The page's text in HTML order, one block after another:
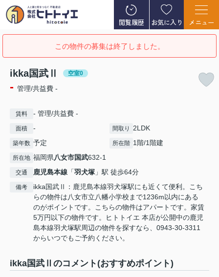
閲覧履歴 お気に入り メニュー
この物件の募集は終了しました。
ikka国武Ⅱ 空室0
- 管理/共益費 -
賃料 - 管理/共益費 -
面積 - 間取り 2LDK
築年数 予定 所在階 1階/1階建
所在地 福岡県八女市国武632-1
交通 鹿児島本線 「羽犬塚 」駅 徒歩64分
備考
ikka国武Ⅱ：鹿児島本線羽犬塚駅にも近くて便利。こち
らの物件は八女市立八幡小学校まで1236m以内にある
のがポイントです。こちらの物件はアパートです。家賃
5万円以下の物件です。ヒトトイエ 本店が公開中の鹿児
島本線羽犬塚駅周辺の物件を探すなら、0943-30-3311
からいつでもご予約ください。
ikka国武Ⅱのコメント(おすすめポイント)